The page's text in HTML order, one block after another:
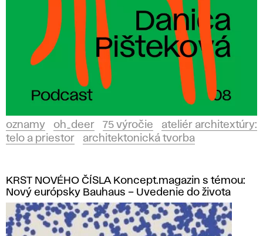
oznamy oh_deer 75 výročie
ateliér architextúry:
telo a priestor
architektonická tvorba
KRST NOVÉHO ČÍSLA Koncept.magazin s témou:
Nový európsky Bauhaus – Uvedenie do života